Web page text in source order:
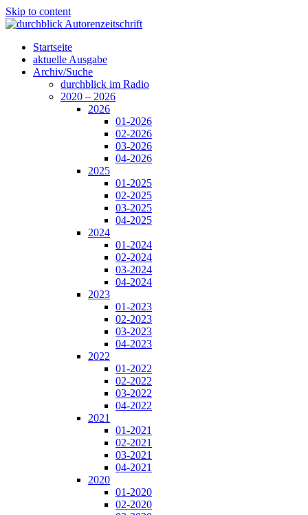
Skip to content
Startseite
aktuelle Ausgabe
Archiv/Suche
durchblick im Radio
2020 – 2026
2026
01-2026
02-2026
03-2026
04-2026
2025
01-2025
02-2025
03-2025
04-2025
2024
01-2024
02-2024
03-2024
04-2024
2023
01-2023
02-2023
03-2023
04-2023
2022
01-2022
02-2022
03-2022
04-2022
2021
01-2021
02-2021
03-2021
04-2021
2020
01-2020
02-2020